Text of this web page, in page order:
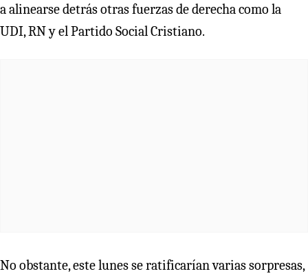
a alinearse detrás otras fuerzas de derecha como la
UDI, RN y el Partido Social Cristiano.
No obstante, este lunes se ratificarían varias sorpresas,